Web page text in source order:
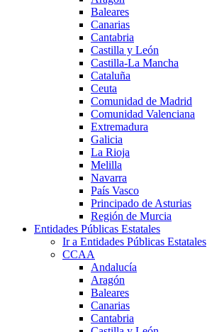
Baleares
Canarias
Cantabria
Castilla y León
Castilla-La Mancha
Cataluña
Ceuta
Comunidad de Madrid
Comunidad Valenciana
Extremadura
Galicia
La Rioja
Melilla
Navarra
País Vasco
Principado de Asturias
Región de Murcia
Entidades Públicas Estatales
Ir a Entidades Públicas Estatales
CCAA
Andalucía
Aragón
Baleares
Canarias
Cantabria